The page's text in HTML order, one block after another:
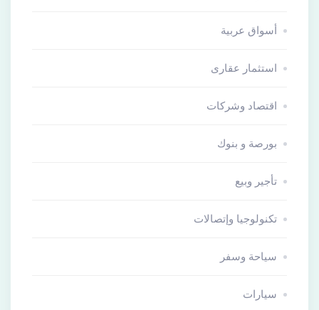
أسواق عربية
استثمار عقارى
اقتصاد وشركات
بورصة و بنوك
تأجير وبيع
تكنولوجيا وإتصالات
سياحة وسفر
سيارات